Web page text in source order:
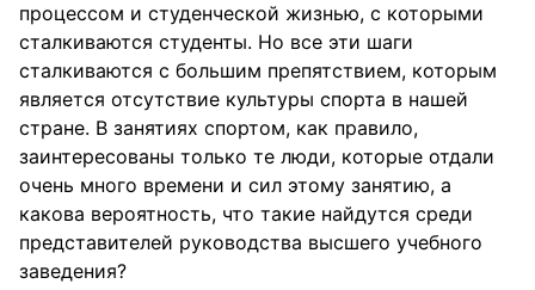
процессом и студенческой жизнью, с которыми
сталкиваются студенты. Но все эти шаги
сталкиваются с большим препятствием, которым
является отсутствие культуры спорта в нашей
стране. В занятиях спортом, как правило,
заинтересованы только те люди, которые отдали
очень много времени и сил этому занятию, а
какова вероятность, что такие найдутся среди
представителей руководства высшего учебного
заведения?